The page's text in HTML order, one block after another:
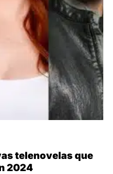
telenovelas que
2024